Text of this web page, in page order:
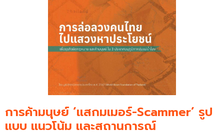
การค้ามนุษย์ ‘แสกมเมอร์-Scammer’ รูป
แบบ แนวโน้ม และสถานการณ์